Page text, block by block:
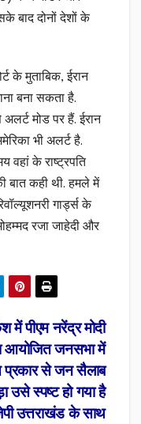
बाद दोनों देशों के
के मुताबिक, ईरान
बना सकता है.
मोड पर हैं. ईरान
भी अलर्ट है.
के राष्ट्रपति
बात कही थी. हमले में
गार्ड्स के
रजा जाहेदी और
में पीएम नरेंद्र मोदी
आयोजित जनसभा में
प्रकार से जन सैलाब
उसे स्पष्ट हो गया है
उत्तराखंड के साथ